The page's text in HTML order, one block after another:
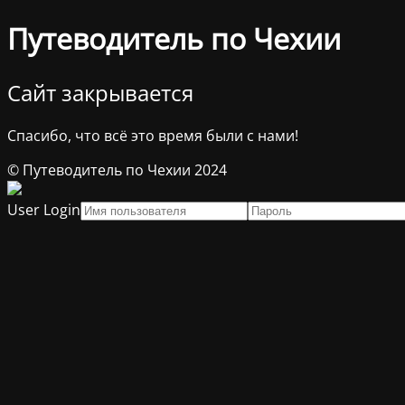
Путеводитель по Чехии
Сайт закрывается
Спасибо, что всё это время были с нами!
© Путеводитель по Чехии 2024
User Login